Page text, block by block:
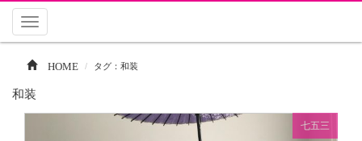
Toggle
HOME タグ：和装
和装
七五三